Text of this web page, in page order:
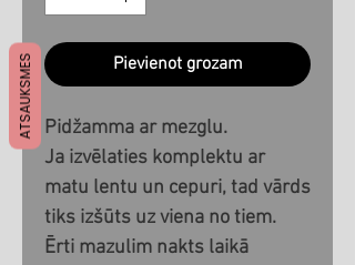
Pievienot grozam
Pidžamma ar mezglu.
Ja izvēlaties komplektu ar
matu lentu un cepuri, tad vārds
tiks izšūts uz viena no tiem.
Ērti mazulim nakts laikā
ATSAUKSMES